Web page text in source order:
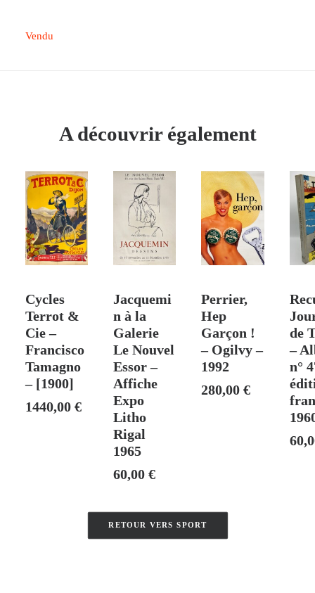
Vendu
A découvrir également
Cycles
Terrot &
Cie –
Francisco
Tamagno
– [1900]
1440,00 €
Jacquemi
n à la
Galerie
Le Nouvel
Essor –
Affiche
Expo
Litho
Rigal
1965
60,00€
Perrier,
Hep
Garçon !
– Ogilvy –
1992
280,00€
de
–
n°
RETOUR VERS SPORT